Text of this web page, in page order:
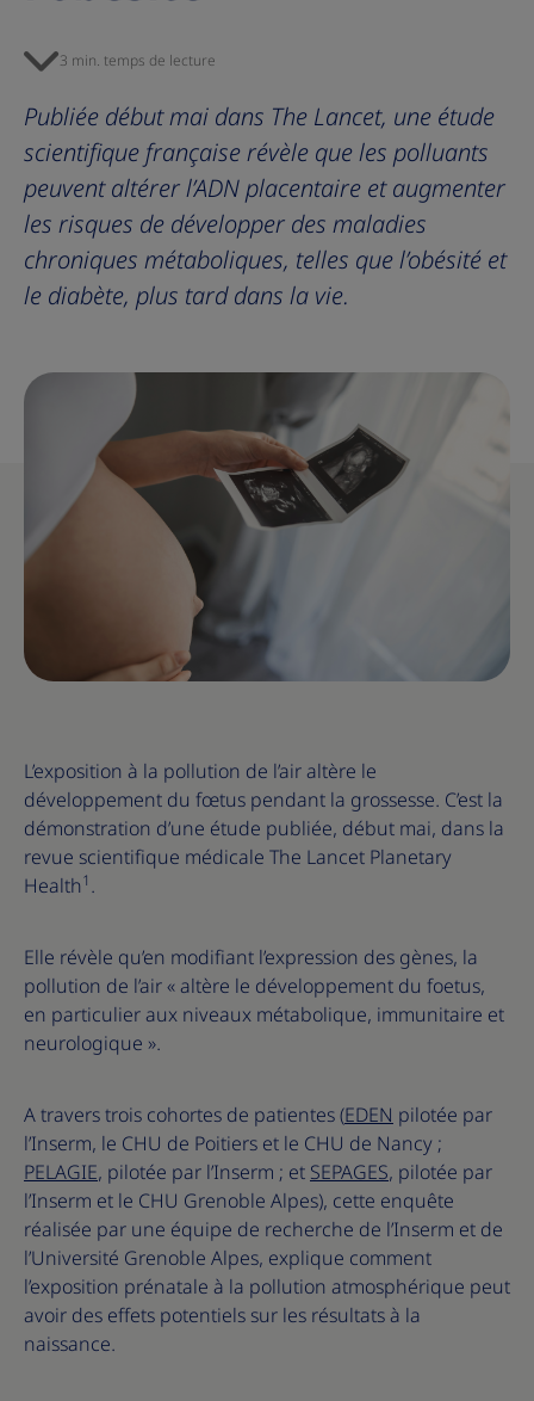
Publiée début mai dans The Lancet, une étude
scientifique française révèle que les polluants
peuvent altérer l’ADN placentaire et augmenter
les risques de développer des maladies
chroniques métaboliques, telles que l’obésité et
le diabète, plus tard dans la vie.
3 min. temps de lecture
L’exposition à la pollution de l’air altère le
développement du fœtus pendant la grossesse. C’est la
démonstration d’une étude publiée, début mai, dans la
revue scientifique médicale The Lancet Planetary
Health1 .
Elle révèle qu’en modifiant l’expression des gènes, la
pollution de l’air « altère le développement du foetus,
en particulier aux niveaux métabolique, immunitaire et
neurologique ».
A travers trois cohortes de patientes (EDEN pilotée par
l’Inserm, le CHU de Poitiers et le CHU de Nancy ;
PELAGIE, pilotée par l’Inserm ; et SEPAGES, pilotée par
l’Inserm et le CHU Grenoble Alpes), cette enquête
réalisée par une équipe de recherche de l’Inserm et de
l’Université Grenoble Alpes, explique comment
l’exposition prénatale à la pollution atmosphérique peut
avoir des effets potentiels sur les résultats à la
naissance.